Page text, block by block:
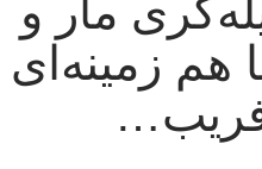
مار و
هم زمینه‌ای
فریب…